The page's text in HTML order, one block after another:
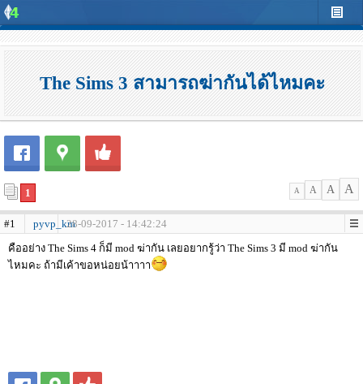
The Sims 3 สามารถฆ่ากันได้ไหมคะ
1 A A A A
#1 pyvp_km28-09-2017 - 14:42:24
คืออย่าง The Sims 4 ก็มี mod ฆ่ากัน เลยอยากรู้ว่า The Sims 3 มี mod ฆ่ากัน
ไหมคะ ถ้ามีเค้าขอหน่อยน้าาาา